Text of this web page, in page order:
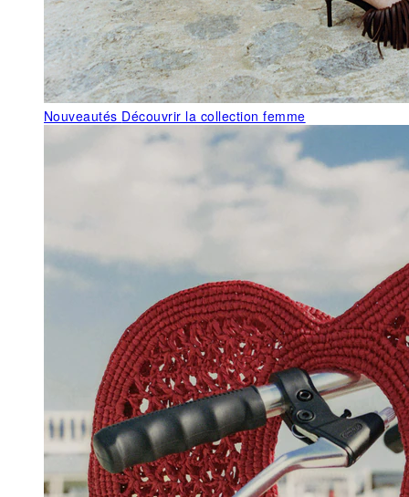
Nouveautés Découvrir la collection femme